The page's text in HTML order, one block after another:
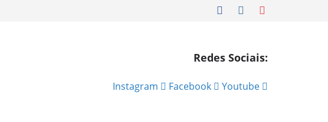
Redes Sociais:
Instagram Facebook Youtube